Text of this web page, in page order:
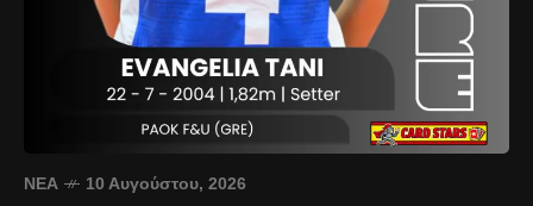
ΝΈΑ 10 Αυγούστου, 2026